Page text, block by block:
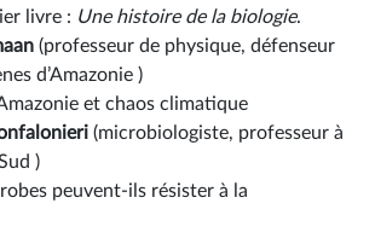
livre : Une histoire de la biologie.
(professeur de physique, défenseur
d’Amazonie )
et chaos climatique
(microbiologiste, professeur à
)
peuvent-ils résister à la